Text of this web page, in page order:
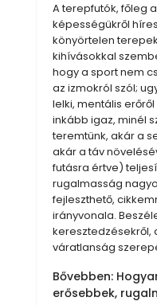
A terepfutók, főleg
képességükről
könyörtelen
kihívásokkal
hogy a sport nem
az izmokról szól;
lelki, mentális
inkább igaz, minél
teremtünk, akár a
akár a táv
futásra értve)
rugalmasság
fejleszthető,
irányvonala.
keresztedzésekről,
váratlanság
Bővebben:
erősebbek,